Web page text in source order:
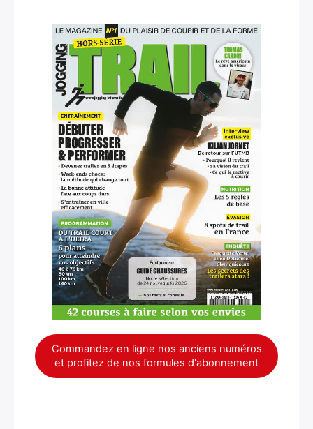
Commandez en ligne nos anciens numéros
et profitez de nos formules d'abonnement